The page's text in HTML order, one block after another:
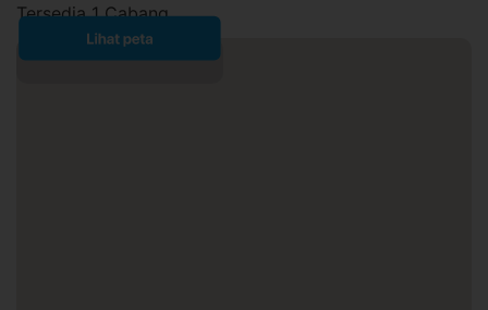
Tersedia 1 Cabang